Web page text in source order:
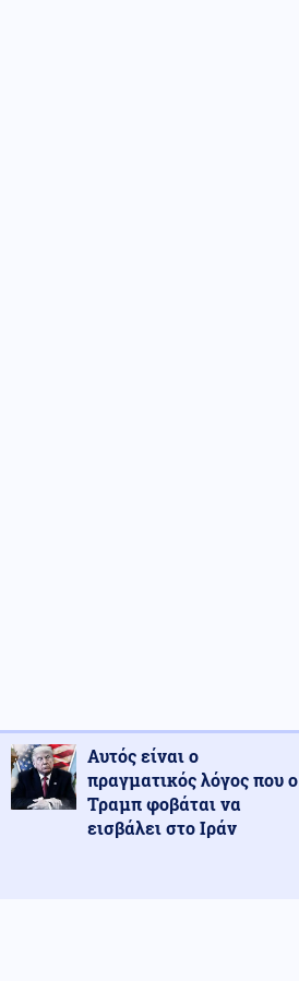
Αυτός είναι ο
πραγματικός λόγος που ο
Τραμπ φοβάται να
εισβάλει στο Ιράν